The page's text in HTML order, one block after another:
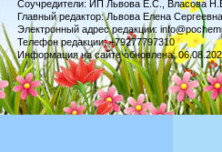
Соучредители: ИП Львова Е.С., Власова
Главный редактор: Львова Елена Сергеевна
Электронный адрес редакции:
Телефон редакции: +79277797310
Информация на сайте обновлена: